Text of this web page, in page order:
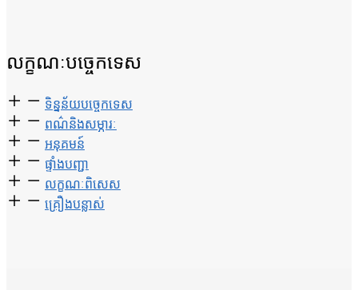
លក្ខណៈបច្ចេកទេស
ទិន្នន័យ​បច្ចេកទេស
ពណ៌និងសម្ភារៈ
អនុគមន៍
ផ្ទាំងបញ្ជា
លក្ខណៈពិសេស
គ្រឿងបន្លាស់